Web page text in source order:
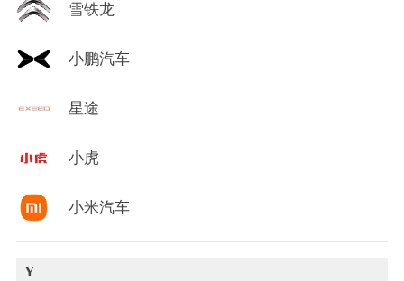
雪铁龙
小鹏汽车
星途
小虎
小米汽车
Y